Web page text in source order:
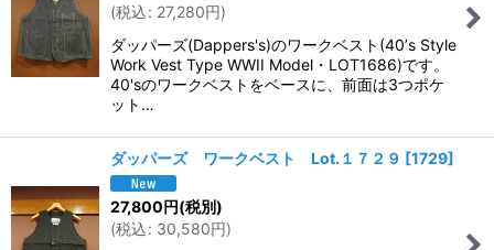
(税込: 27,280円)
ダッパーズ(Dappers's)のワークベスト(40’s Style
Work Vest Type WWII Model・LOT1686)です。
40'sのワークベストをベースに、前面は3つポケ
ット…
ダッパーズ ワークベスト Lot.１７２９ [1729]
27,800円(税別)
(税込: 30,580円)